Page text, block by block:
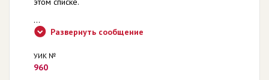
...
Развернуть сообщение
УИК №
960